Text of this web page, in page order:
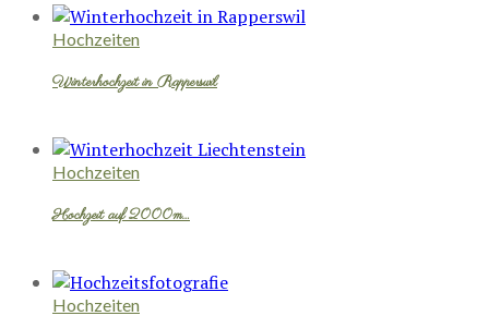
Hochzeiten
Winterhochzeit in Rapperswil
Hochzeiten
Hochzeit auf 2000m…
Hochzeiten